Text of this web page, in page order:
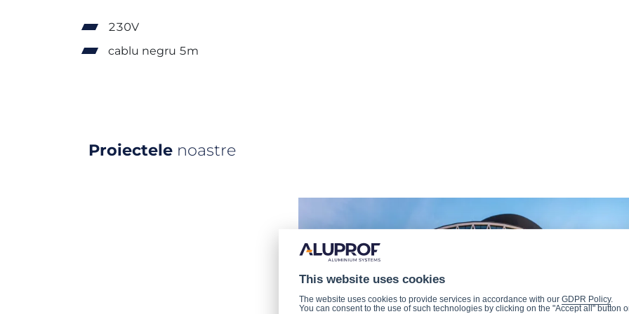
230V
cablu negru 5m
Proiectele noastre
This website uses cookies
The website uses cookies to provide services in accordance with our GDPR Policy.
You can consent to the use of such technologies by clicking on the "Accept all" button